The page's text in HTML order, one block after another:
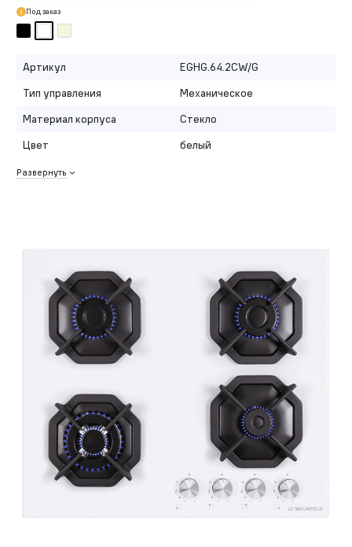
Под заказ
Артикул
EGHG.64.2CW/G
Тип управления
Механическое
Материал корпуса
Стекло
Цвет
белый
Развернуть